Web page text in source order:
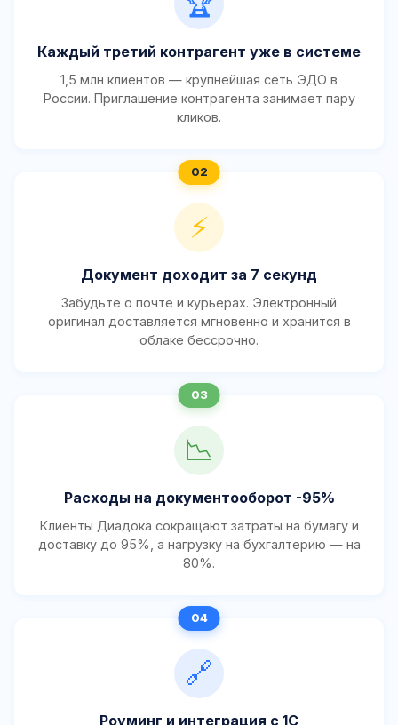
Каждый третий контрагент уже в системе
1,5 млн клиентов — крупнейшая сеть ЭДО в
России. Приглашение контрагента занимает пару
кликов.
⚡
Документ доходит за 7 секунд
Забудьте о почте и курьерах. Электронный
оригинал доставляется мгновенно и хранится в
облаке бессрочно.
📉
Расходы на документооборот -95%
Клиенты Диадока сокращают затраты на бумагу и
доставку до 95%, а нагрузку на бухгалтерию — на
80%.
🔗
Роуминг и интеграция с 1С